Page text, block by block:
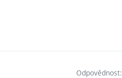
Odpovědnost: